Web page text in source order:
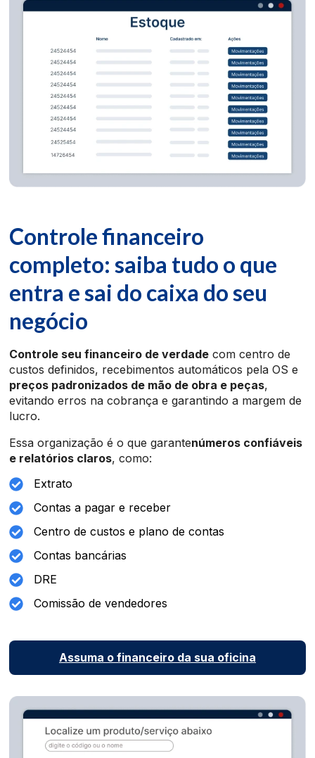
Controle financeiro
completo: saiba tudo o que
entra e sai do caixa do seu
negócio
Controle seu financeiro de verdade com centro de
custos definidos, recebimentos automáticos pela OS e
preços padronizados de mão de obra e peças,
evitando erros na cobrança e garantindo a margem de
lucro.
Essa organização é o que garantenúmeros confiáveis
e relatórios claros, como:
Extrato
Contas a pagar e receber
Centro de custos e plano de contas
Contas bancárias
DRE
Comissão de vendedores
Assuma o financeiro da sua oficina